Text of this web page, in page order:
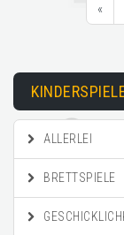
«
ALLERLEI
BRETTSPIELE